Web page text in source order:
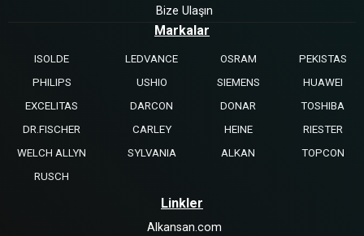
Bize Ulaşın
Markalar
ISOLDE LEDVANCE OSRAM
PEKISTAS
PHILIPS
USHIO SIEMENS
HUAWEI
EXCELITAS
DARCON DONAR
TOSHIBA
DR.FISCHER
CARLEY HEINE
RIESTER
WELCH ALLYN
SYLVANIA ALKAN
TOPCON
RUSCH
Linkler
Alkansan.com